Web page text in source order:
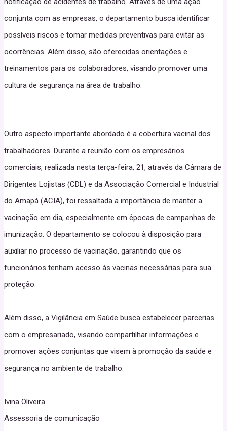
conjunta com as empresas, o departamento busca identificar
possíveis riscos e tomar medidas preventivas para evitar as
ocorrências. Além disso, são oferecidas orientações e
treinamentos para os colaboradores, visando promover uma
cultura de segurança na área de trabalho.
Outro aspecto importante abordado é a cobertura vacinal dos
trabalhadores. Durante a reunião com os empresários
comerciais, realizada nesta terça-feira, 21, através da Câmara de
Dirigentes Lojistas (CDL) e da Associação Comercial e Industrial
do Amapá (ACIA), foi ressaltada a importância de manter a
vacinação em dia, especialmente em épocas de campanhas de
imunização. O departamento se colocou à disposição para
auxiliar no processo de vacinação, garantindo que os
funcionários tenham acesso às vacinas necessárias para sua
proteção.
Além disso, a Vigilância em Saúde busca estabelecer parcerias
com o empresariado, visando compartilhar informações e
promover ações conjuntas que visem à promoção da saúde e
segurança no ambiente de trabalho.
Ivina Oliveira
Assessoria de comunicação